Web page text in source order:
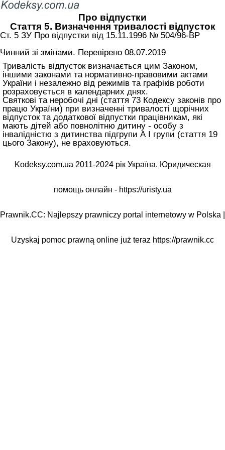
Про відпустки
Стаття 5. Визначення тривалості відпусток
Ст. 5 ЗУ Про відпустки вiд 15.11.1996 № 504/96-ВР
Чинний зі змінами. Перевірено 08.07.2019
Тривалість відпусток визначається цим Законом,
іншими законами та нормативно-правовими актами
України і незалежно від режимів та графіків роботи
розраховується в календарних днях.
Святкові та неробочі дні (стаття 73 Кодексу законів про
працю України) при визначенні тривалості щорічних
відпусток та додаткової відпустки працівникам, які
мають дітей або повнолітню дитину - особу з
інвалідністю з дитинства підгрупи А I групи (стаття 19
цього Закону), не враховуються.
Kodeksy.com.ua 2011-2024 рік Україна. Юридическая
помощь онлайн - https://uristy.ua
Prawnik.CC: Najlepszy prawniczy portal internetowy w Polska |
Uzyskaj pomoc prawną online już teraz https://prawnik.cc